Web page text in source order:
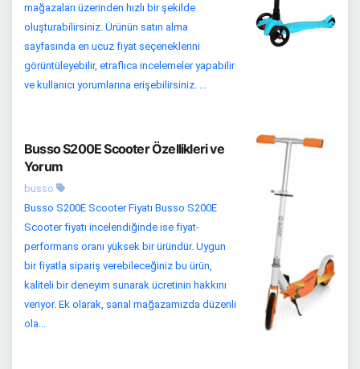
mağazaları üzerinden hızlı bir şekilde
oluşturabilirsiniz. Ürünün satın alma
sayfasında en ucuz fiyat seçeneklerini
görüntüleyebilir, etraflıca incelemeler yapabilir
ve kullanıcı yorumlarına erişebilirsiniz. ...
Busso S200E Scooter Özellikleri ve
Yorum
busso
Busso S200E Scooter Fiyatı Busso S200E
Scooter fiyatı incelendiğinde ise fiyat-
performans oranı yüksek bir üründür. Uygun
bir fiyatla sipariş verebileceğiniz bu ürün,
kaliteli bir deneyim sunarak ücretinin hakkını
veriyor. Ek olarak, sanal mağazamızda düzenli
ola...